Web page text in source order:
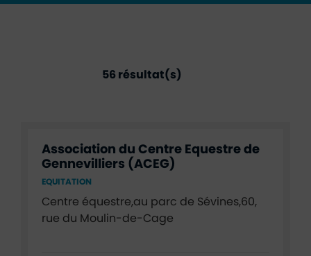
Annuaire disciplines sportives
56 résultat(s)
Association du Centre Equestre de
Gennevilliers (ACEG)
EQUITATION
Centre équestre,au parc de Sévines,60,
rue du Moulin-de-Cage